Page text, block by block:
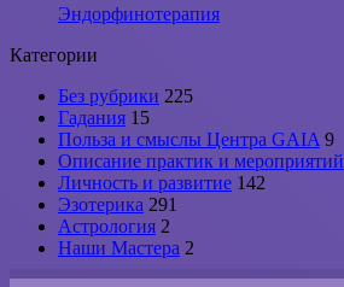
Эндорфинотерапия
Категории
Без рубрики 225
Гадания 15
Польза и смыслы Центра GAIA 9
Описание практик и мероприятий
Личность и развитие 142
Эзотерика 291
Астрология 2
Наши Мастера 2